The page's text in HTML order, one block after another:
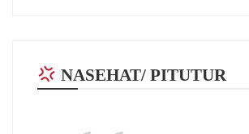
NASEHAT/ PITUTUR